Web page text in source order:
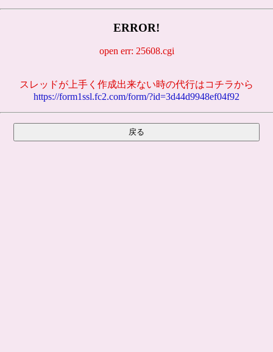
ERROR!
open err: 25608.cgi
スレッドが上手く作成出来ない時の代行はコチラから
https://form1ssl.fc2.com/form/?id=3d44d9948ef04f92